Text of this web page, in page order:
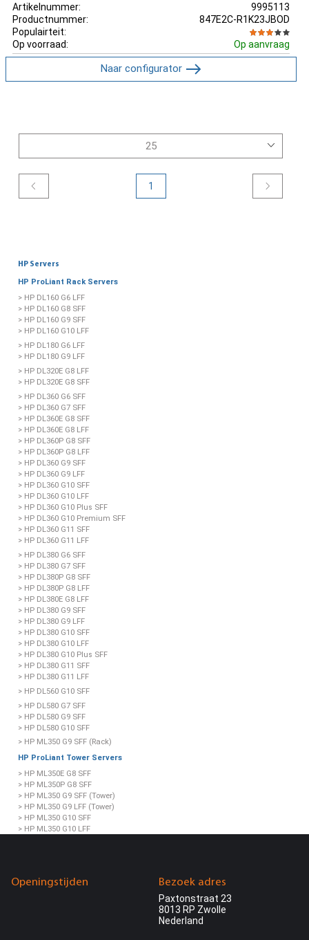
Artikelnummer:
9995113
Productnummer:
847E2C-R1K23JBOD
Populairteit:
Op voorraad:
Op aanvraag
Naar configurator
1
HP Servers
HP ProLiant Rack Servers
> HP DL160 G6 LFF
> HP DL160 G8 SFF
> HP DL160 G9 SFF
> HP DL160 G10 LFF
> HP DL180 G6 LFF
> HP DL180 G9 LFF
> HP DL320E G8 LFF
> HP DL320E G8 SFF
> HP DL360 G6 SFF
> HP DL360 G7 SFF
> HP DL360E G8 SFF
> HP DL360E G8 LFF
> HP DL360P G8 SFF
> HP DL360P G8 LFF
> HP DL360 G9 SFF
> HP DL360 G9 LFF
> HP DL360 G10 SFF
> HP DL360 G10 LFF
> HP DL360 G10 Plus SFF
> HP DL360 G10 Premium SFF
> HP DL360 G11 SFF
> HP DL360 G11 LFF
> HP DL380 G6 SFF
> HP DL380 G7 SFF
> HP DL380P G8 SFF
> HP DL380P G8 LFF
> HP DL380E G8 LFF
> HP DL380 G9 SFF
> HP DL380 G9 LFF
> HP DL380 G10 SFF
> HP DL380 G10 LFF
> HP DL380 G10 Plus SFF
> HP DL380 G11 SFF
> HP DL380 G11 LFF
> HP DL560 G10 SFF
> HP DL580 G7 SFF
> HP DL580 G9 SFF
> HP DL580 G10 SFF
> HP ML350 G9 SFF (Rack)
HP ProLiant Tower Servers
> HP ML350E G8 SFF
> HP ML350P G8 SFF
> HP ML350 G9 SFF (Tower)
> HP ML350 G9 LFF (Tower)
> HP ML350 G10 SFF
> HP ML350 G10 LFF
> HP ML110 G10 SFF
> HP ML110 G11 LFF
Openingstijden Bezoek adres
Paxtonstraat 23
8013 RP Zwolle
Nederland